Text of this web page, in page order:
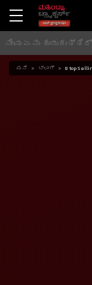
ಮನೆ ಬ್ಲಾಗ್ 8 top